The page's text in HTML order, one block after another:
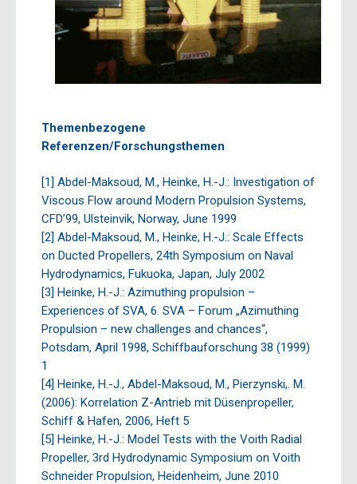
Themenbezogene
Referenzen/Forschungsthemen
[1] Abdel-Maksoud, M., Heinke, H.-J.: Investigation of
Viscous Flow around Modern Propulsion Systems,
CFD’99, Ulsteinvik, Norway, June 1999
[2] Abdel-Maksoud, M., Heinke, H.-J.: Scale Effects
on Ducted Propellers, 24th Symposium on Naval
Hydrodynamics, Fukuoka, Japan, July 2002
[3] Heinke, H.-J.: Azimuthing propulsion –
Experiences of SVA, 6. SVA – Forum „Azimuthing
Propulsion – new challenges and chances“,
Potsdam, April 1998, Schiffbauforschung 38 (1999)
1
[4] Heinke, H.-J., Abdel-Maksoud, M., Pierzynski,. M.
(2006): Korrelation Z-Antrieb mit Düsenpropeller,
Schiff & Hafen, 2006, Heft 5
[5] Heinke, H.-J.: Model Tests with the Voith Radial
Propeller, 3rd Hydrodynamic Symposium on Voith
Schneider Propulsion, Heidenheim, June 2010